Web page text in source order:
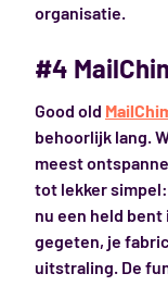
organisatie.
#4
Good old
behoorlijk lang.
meest
tot lekker
nu een held bent
gegeten, je
uitstraling. De